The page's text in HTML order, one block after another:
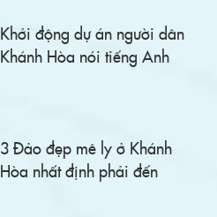
Khởi động dự án người dân
Khánh Hòa nói tiếng Anh
3 Đảo đẹp mê ly ở Khánh
Hòa nhất định phải đến